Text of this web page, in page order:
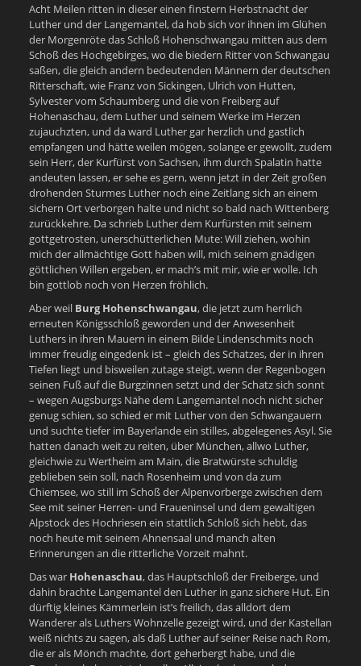
Acht Meilen ritten in dieser einen finstern Herbstnacht der
Luther und der Langemantel, da hob sich vor ihnen im Glühen
der Morgenröte das Schloß Hohenschwangau mitten aus dem
Schoß des Hochgebirges, wo die biedern Ritter von Schwangau
saßen, die gleich andern bedeutenden Männern der deutschen
Ritterschaft, wie Franz von Sickingen, Ulrich von Hutten,
Sylvester vom Schaumberg und die von Freiberg auf
Hohenaschau, dem Luther und seinem Werke im Herzen
zujauchzten, und da ward Luther gar herzlich und gastlich
empfangen und hätte weilen mögen, solange er gewollt, zudem
sein Herr, der Kurfürst von Sachsen, ihm durch Spalatin hatte
andeuten lassen, er sehe es gern, wenn jetzt in der Zeit großen
drohenden Sturmes Luther noch eine Zeitlang sich an einem
sichern Ort verborgen halte und nicht so bald nach Wittenberg
zurückkehre. Da schrieb Luther dem Kurfürsten mit seinem
gottgetrosten, unerschütterlichen Mute: Will ziehen, wohin
mich der allmächtige Gott haben will, mich seinem gnädigen
göttlichen Willen ergeben, er mach’s mit mir, wie er wolle. Ich
bin gottlob noch von Herzen fröhlich.
Aber weil Burg Hohenschwangau, die jetzt zum herrlich
erneuten Königsschloß geworden und der Anwesenheit
Luthers in ihren Mauern in einem Bilde Lindenschmits noch
immer freudig eingedenk ist – gleich des Schatzes, der in ihren
Tiefen liegt und bisweilen zutage steigt, wenn der Regenbogen
seinen Fuß auf die Burgzinnen setzt und der Schatz sich sonnt
– wegen Augsburgs Nähe dem Langemantel noch nicht sicher
genug schien, so schied er mit Luther von den Schwangauern
und suchte tiefer im Bayerlande ein stilles, abgelegenes Asyl. Sie
hatten danach weit zu reiten, über München, allwo Luther,
gleichwie zu Wertheim am Main, die Bratwürste schuldig
geblieben sein soll, nach Rosenheim und von da zum
Chiemsee, wo still im Schoß der Alpenvorberge zwischen dem
See mit seiner Herren- und Fraueninsel und dem gewaltigen
Alpstock des Hochriesen ein stattlich Schloß sich hebt, das
noch heute mit seinem Ahnensaal und manch alten
Erinnerungen an die ritterliche Vorzeit mahnt.
Das war Hohenaschau, das Hauptschloß der Freiberge, und
dahin brachte Langemantel den Luther in ganz sichere Hut. Ein
dürftig kleines Kämmerlein ist’s freilich, das alldort dem
Wanderer als Luthers Wohnzelle gezeigt wird, und der Kastellan
weiß nichts zu sagen, als daß Luther auf seiner Reise nach Rom,
die er als Mönch machte, dort geherbergt habe, und die